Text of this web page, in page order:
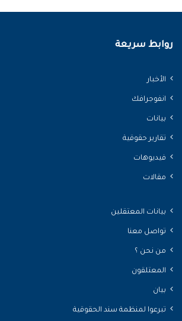
روابط سريعة
الأخبار
انفوجرافك
بيانات
تقارير حقوقية
فيديوهات
مقالات
بيانات المعتقلين
تواصل معنا
من نحن ؟
المعتلقون
بيان
تبرعوا لمنظمة سند الحقوقية